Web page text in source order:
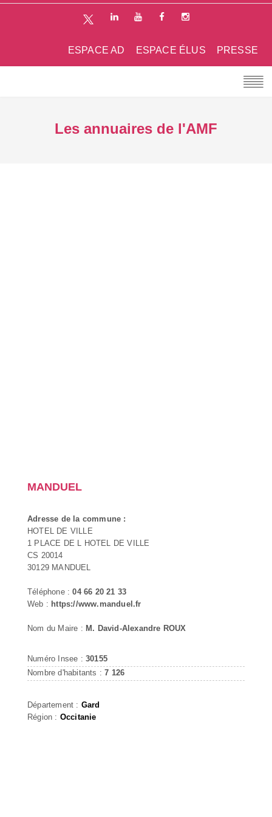
PRESSE
ESPACE ÉLUS
ESPACE AD
Les annuaires de l'AMF
MANDUEL
Adresse de la commune :
HOTEL DE VILLE
1 PLACE DE L HOTEL DE VILLE
CS 20014
30129 MANDUEL
Téléphone :04 66 20 21 33
Web : https://www.manduel.fr
Nom du Maire : M. David-Alexandre ROUX
Numéro Insee : 30155
Nombre d'habitants :7 126
Département : Gard
Région : Occitanie